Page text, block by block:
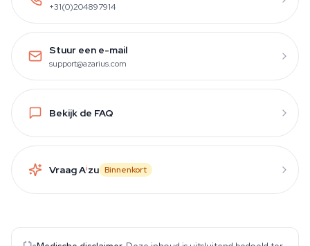
+31(0)204897914
Stuur een e-mail
support@azarius.com
Bekijk de FAQ
Vraag Aizu Binnenkort